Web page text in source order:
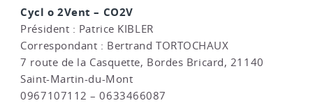
Cycl o 2Vent – CO2V
Président : Patrice KIBLER
Correspondant : Bertrand TORTOCHAUX
7 route de la Casquette, Bordes Bricard, 21140
Saint-Martin-du-Mont
0967107112 – 0633466087